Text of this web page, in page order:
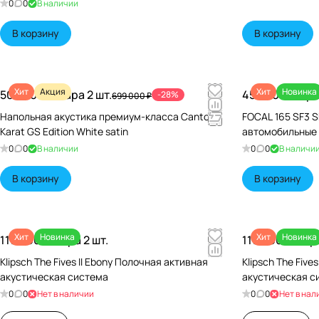
0 0 В наличии
В корзину В корзину
Хит Акция
500 000 ₽/Пара 2 шт.699 000 ₽ -28%
Напольная акустика премиум-класса Canton
Karat GS Edition White satin
0 0 В наличии
В корзину
Хит Новинка
45 640 ₽/
FOCAL 165 SF3
автомобильные
0 0 В наличии
В корзину
Хит Новинка
119 990 ₽/Пара 2 шт.
Klipsch The Fives II Ebony Полочная активная
акустическая система
0 0 Нет в наличии
Хит Новинка
119 990 ₽/
Klipsch The
акустическая
0 0 Нет в